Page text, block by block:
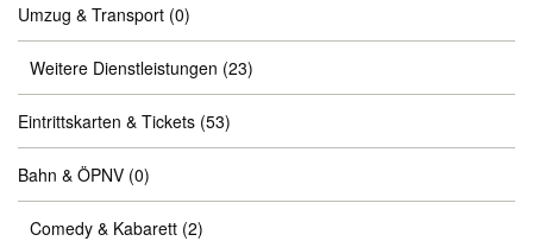
Umzug & Transport (0)
Weitere Dienstleistungen (23)
Eintrittskarten & Tickets (53)
Bahn & ÖPNV (0)
Comedy & Kabarett (2)